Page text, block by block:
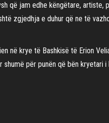
që jam edhe këngëtare,
zgjedhja e duhur që ne të
në krye të Bashkisë të Erion
për punën që bën kryetari